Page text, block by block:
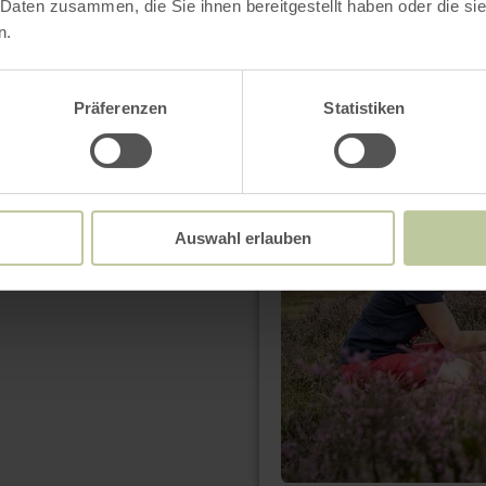
zusammen, die Sie ihnen bereitgestellt haben oder die
Präferenzen Statistiken
Auswahl erlauben
sur
:
Kurze
Tour
durch
Heide